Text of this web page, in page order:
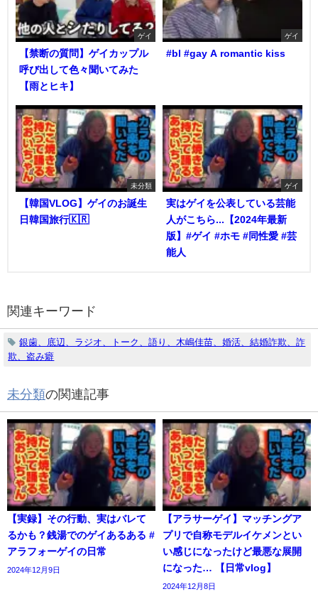
ゲイ
【禁断の質問】ゲイカップル
呼び出して色々聞いてみた
【雨とヒキ】
ゲイ
#bl #gay A romantic kiss
未分類
【韓国VLOG】ゲイのお誕生
日韓国旅行🇰🇷
ゲイ
実はゲイを公表している芸能
人がこちら...【2024年最新
版】#ゲイ #ホモ #同性愛 #芸
能人
関連キーワード
銀歯、底辺、ラジオ、トーク、語り、木嶋佳苗、婚活、結婚詐欺、詐
欺、盗み癖
未分類の関連記事
【実録】その行動、実はバレて
るかも？銭湯でのゲイあるある #
アラフォーゲイの日常
2024年12月9日
【アラサーゲイ】マッチングア
プリで自称モデルイケメンとい
い感じになったけど最悪な展開
になった… 【日常vlog】
2024年12月8日